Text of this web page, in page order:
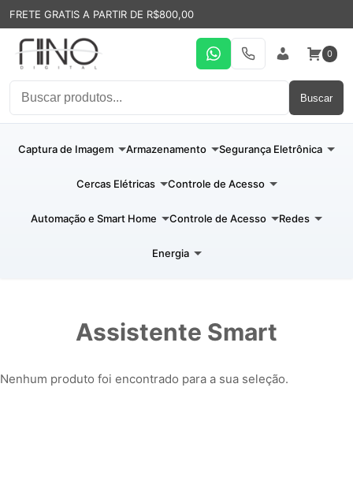
FRETE GRATIS A PARTIR DE R$800,00
Buscar
WhatsApp19 31994110
Entrar
0
Captura de Imagem Armazenamento Segurança Eletrônica
Cercas Elétricas Controle de Acesso
Automação e Smart Home Controle de Acesso Redes
Energia
Assistente Smart
Nenhum produto foi encontrado para a sua seleção.